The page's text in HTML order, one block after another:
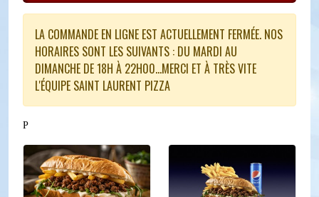
LA COMMANDE EN LIGNE EST ACTUELLEMENT FERMÉE. NOS
HORAIRES SONT LES SUIVANTS : DU MARDI AU
DIMANCHE DE 18H À 22H00...MERCI ET À TRÈS VITE
L'ÉQUIPE SAINT LAURENT PIZZA
P